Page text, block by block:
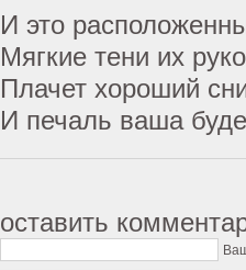
И это
Мягкие тени их
Плачет хороший
И печаль ваша
оставить